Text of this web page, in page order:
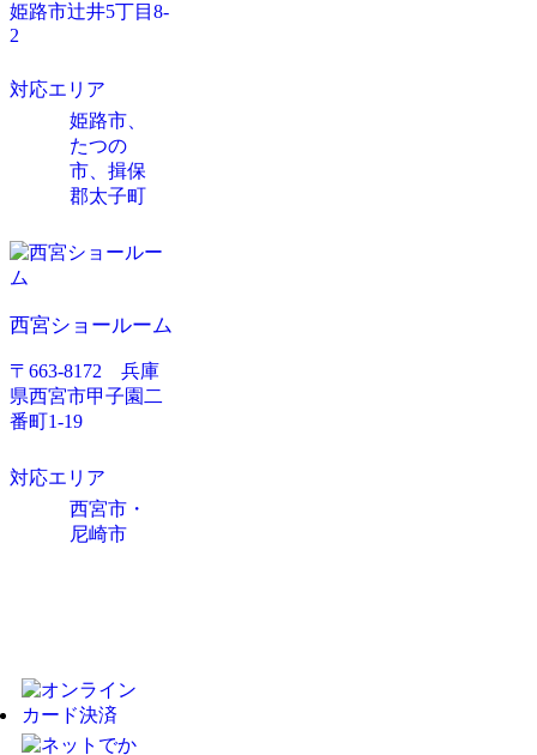
姫路市辻井5丁目8-
2
対応エリア
姫路市、
たつの
市、揖保
郡太子町
西宮ショールーム
〒663-8172 兵庫
県西宮市甲子園二
番町1-19
対応エリア
西宮市・
尼崎市